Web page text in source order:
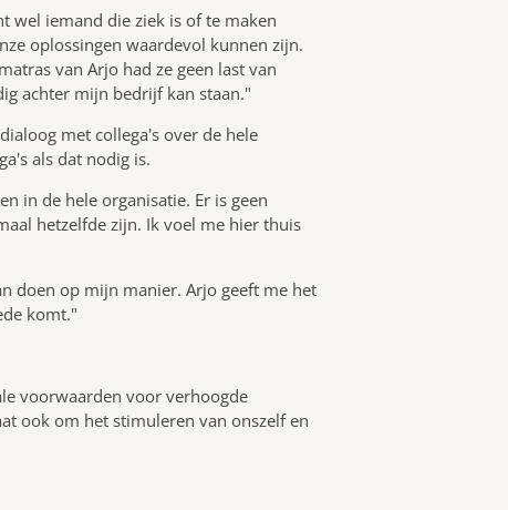
wel iemand die ziek is of te maken
oplossingen waardevol kunnen zijn.
van Arjo had ze geen last van
achter mijn bedrijf kan staan."
met collega's over de hele
als dat nodig is.
in de hele organisatie. Er is geen
hetzelfde zijn. Ik voel me hier thuis
doen op mijn manier. Arjo geeft me het
komt."
voorwaarden voor verhoogde
ook om het stimuleren van onszelf en